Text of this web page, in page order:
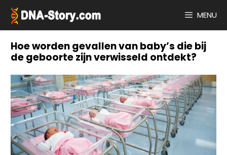
naar
inhoud
MENU
Hoe worden gevallen van baby’s die bij
de geboorte zijn verwisseld ontdekt?